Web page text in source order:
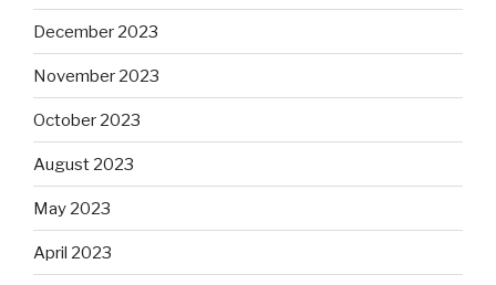
December 2023
November 2023
October 2023
August 2023
May 2023
April 2023